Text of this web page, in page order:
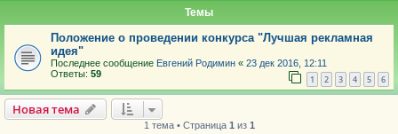
Темы
Положение о проведении конкурса "Лучшая рекламная
идея"
Последнее сообщение Евгений Родимин « 23 дек 2016, 12:11
Ответы: 59 1 2 3 4 5 6
Новая тема
1 тема • Страница 1 из 1